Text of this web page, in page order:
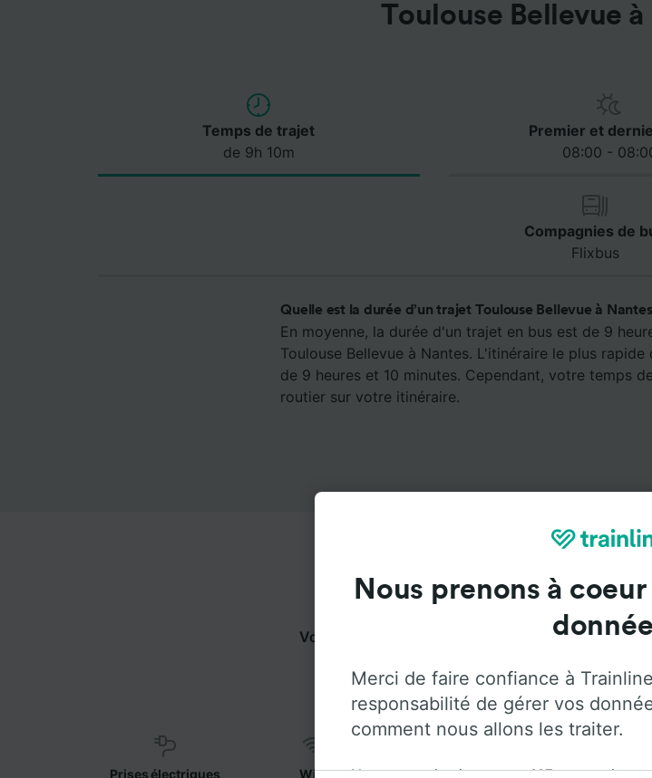
Toulouse Bellevue
Temps de trajet
de 9h 10m
Premier et
08:00 -
Compagnies de
Flixbus
Quelle est la durée d’un trajet Toulouse Bellevue à
En moyenne, la durée d'un trajet en bus est de 9
Toulouse Bellevue à Nantes. L'itinéraire le plus
de 9 heures et 10 minutes. Cependant, votre temps
routier sur votre itinéraire.
Services à
Vous pouvez voyager de Toulouse Bellevue à
Prises électriques WiFi Climatisation
Accès aux
Nous prenons à
Merci de faire confiance à
responsabilité de gérer vos
comment nous allons les traiter.
Notre organisation et ses115partenaires